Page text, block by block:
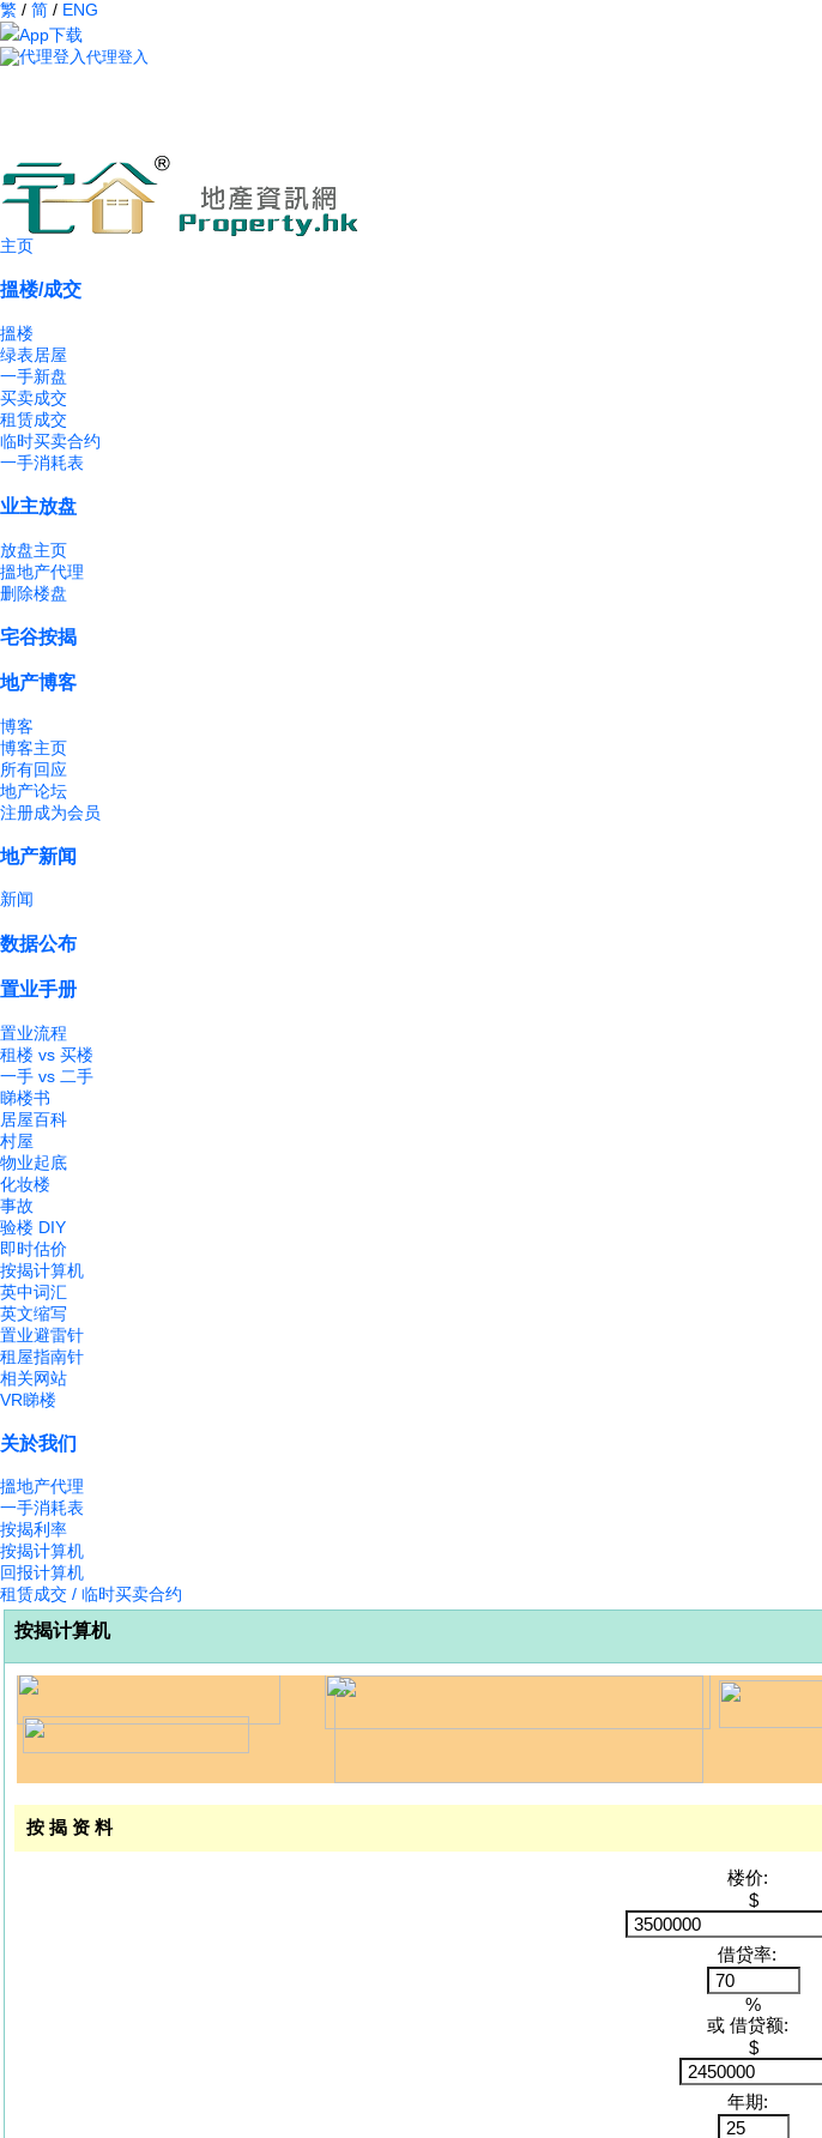
繁 / 简 / ENG
App下载
代理登入
主页
搵楼/成交
搵楼
绿表居屋
一手新盘
买卖成交
租赁成交
临时买卖合约
一手消耗表
业主放盘
放盘主页
搵地产代理
删除楼盘
宅谷按揭
地产博客
博客
博客主页
所有回应
地产论坛
注册成为会员
地产新闻
新闻
数据公布
置业手册
置业流程
租楼 vs 买楼
一手 vs 二手
睇楼书
居屋百科
村屋
物业起底
化妆楼
事故
验楼 DIY
即时估价
按揭计算机
英中词汇
英文缩写
置业避雷针
租屋指南针
相关网站
VR睇楼
关於我们
搵地产代理
一手消耗表
按揭利率
按揭计算机
回报计算机
租赁成交 / 临时买卖合约
按揭计算机
按 揭 资 料
楼价:
$
借贷率:
%
或 借贷额:
$
年期: